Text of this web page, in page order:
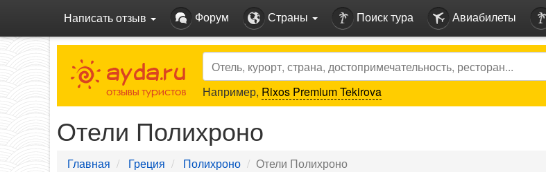
Написать отзыв Форум Страны Поиск тура Авиабилеты
Search
Например, Rixos Premium Tekirova
Отели Полихроно
Главная Греция Полихроно Отели Полихроно